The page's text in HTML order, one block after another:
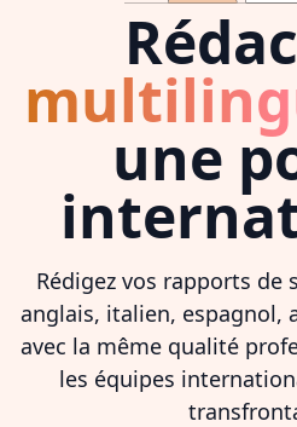
une
Rédigez vos rapports de
anglais, italien, espagnol,
avec la même qualité
les équipes